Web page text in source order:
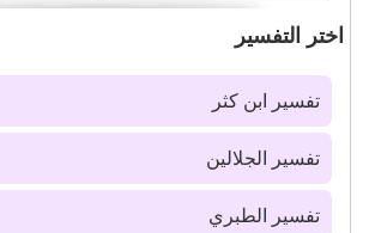
اختر التفسير
تفسير ابن كثر
تفسير الجلالين
تفسير الطبري